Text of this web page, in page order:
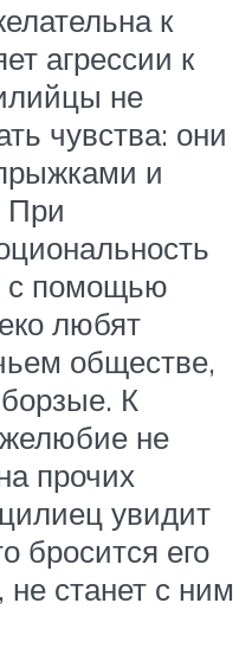
к
агрессии к
не
чувства: они
и
При
с помощью
любят
обществе,
К
не
прочих
увидит
бросится его
не станет с ним